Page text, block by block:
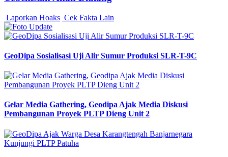
Laporkan Hoaks Cek Fakta Lain
GeoDipa Sosialisasi Uji Alir Sumur Produksi SLR-T-9C
Gelar Media Gathering, Geodipa Ajak Media Diskusi
Pembangunan Proyek PLTP Dieng Unit 2